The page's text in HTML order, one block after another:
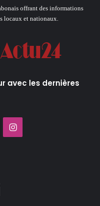
offrant des informations
locaux et nationaux.
avec les dernières
Instagram